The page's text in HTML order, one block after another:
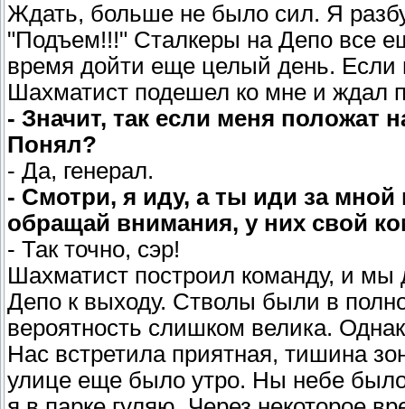
Ждать, больше не было сил. Я
"Подъем!!!" Сталкеры на Депо все
время дойти еще целый день. Если
Шахматист подешел ко мне и ждал
- Значит, так если меня положат
Понял?
- Да, генерал.
- Смотри, я иду, а ты иди за
обращай внимания, у них свой
- Так точно, сэр!
Шахматист построил команду, и
Депо к выходу. Стволы были в
вероятность слишком велика.
Нас встретила приятная, тишина
улице еще было утро. Ны небе было